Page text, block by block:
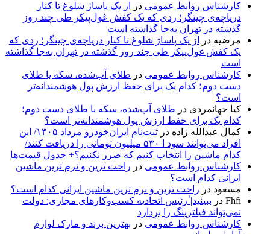
کارشناس روابط عمومی در
از یک پاساژ شلوغ تا کنار
دریاچه‌ی چیتگر؛ ردی که یک کفش غول‌پیکر طی چند روز
گذشته در تهران به‌جا گذاشته است
مرضیه در
از یک پاساژ شلوغ تا کنار دریاچه‌ی چیتگر؛ ردی که
یک کفش غول‌پیکر طی چند روز گذشته در تهران به‌جا گذاشته
است
کارشناس روابط عمومی در طلای آب‌شده، سکه یا طلای
دست دوم؛ کدام یک برای حفظ ارزش پول هوشمندانه‌تر
است؟
کیا جهانمردی در طلای آب‌شده، سکه یا طلای دست دوم؛
کدام یک برای حفظ ارزش پول هوشمندانه‌تر است؟
کمال عبدالله زاده در
ثبت‌نام ایران‌خودرو مرداد ۱۴۰۵/ این
افراد می‌توانند سود ا ۵۳۰ میلیون تومانی را دریافت کنند/
کدام ماشین را انتخاب کنیم که ضرر نکنیم؟+ جدول قیمت‌ها
کارشناس روابط عمومی در راحت ترین و نرم ترین ماشین
ایرانی کدام است؟
مسعود در راحت ترین و نرم ترین ماشین ایرانی کدام است؟
Fhfi در ببینید| ٰرئیس اتحادیه کسب‌وکارهای مجازی: دولت
نمی‌تواند فیلترینگ را بردارد
کارشناس روابط عمومی در بهترین برند و مارک لوازم